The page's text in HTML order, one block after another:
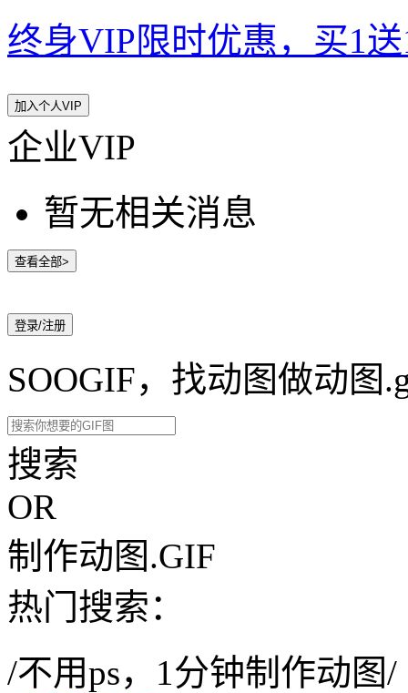
终身VIP限时优惠，买1
加入个人VIP
企业VIP
暂无相关消息
查看全部>
登录/注册
SOOGIF，找动图做动图
搜索
OR
制作动图.GIF
热门搜索：
/不用ps，1分钟制作动图/